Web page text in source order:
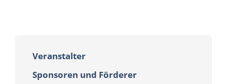
Veranstalter
Sponsoren und Förderer